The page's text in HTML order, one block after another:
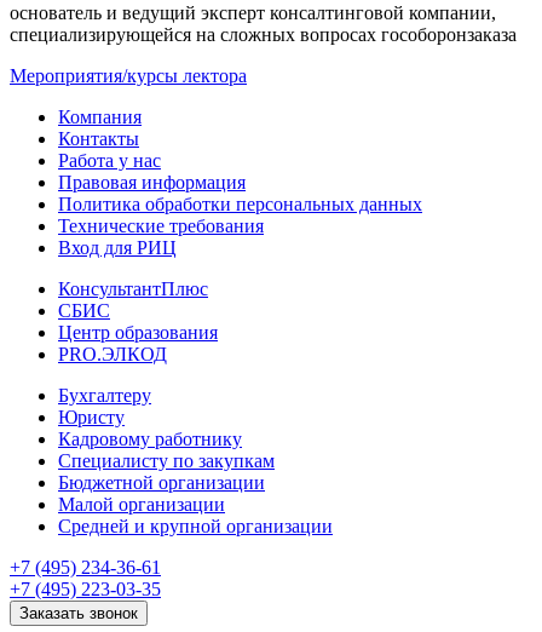
основатель и ведущий эксперт консалтинговой компании,
специализирующейся на сложных вопросах гособоронзаказа
Мероприятия/курсы лектора
Компания
Контакты
Работа у нас
Правовая информация
Политика обработки персональных данных
Технические требования
Вход для РИЦ
КонсультантПлюс
СБИС
Центр образования
PRO.ЭЛКОД
Бухгалтеру
Юристу
Кадровому работнику
Специалисту по закупкам
Бюджетной организации
Малой организации
Средней и крупной организации
+7 (495) 234-36-61
+7 (495) 223-03-35
Заказать звонок